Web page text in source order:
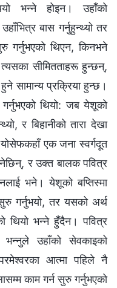
भन्‍ने होइन। उहाँको
बास गर्नुहुन्थ्यो तर
गर्नुभएको थिएन, किनभने
सीमितताहरू हुन्छन्,
सामान्य प्रक्रिया हुन्छ।
थियो: जब येशूको
र बिहानीको तारा देखा
योसेफकहाँ एक जना स्वर्गदूत
र उक्त बालक पवित्र
भने। येशूको बप्तिस्मा
गर्नुभयो, तर यसको अर्थ
थियो भन्‍ने हुँदैन। पवित्र
उहाँको सेवकाइको
आत्मा पहिले नै
काम गर्न सुरु गर्नुभएको